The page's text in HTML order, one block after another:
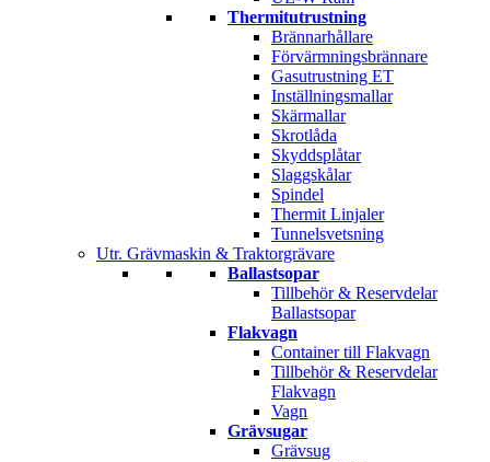
Thermitutrustning
Brännarhållare
Förvärmningsbrännare
Gasutrustning ET
Inställningsmallar
Skärmallar
Skrotlåda
Skyddsplåtar
Slaggskålar
Spindel
Thermit Linjaler
Tunnelsvetsning
Utr. Grävmaskin & Traktorgrävare
Ballastsopar
Tillbehör & Reservdelar
Ballastsopar
Flakvagn
Container till Flakvagn
Tillbehör & Reservdelar
Flakvagn
Vagn
Grävsugar
Grävsug